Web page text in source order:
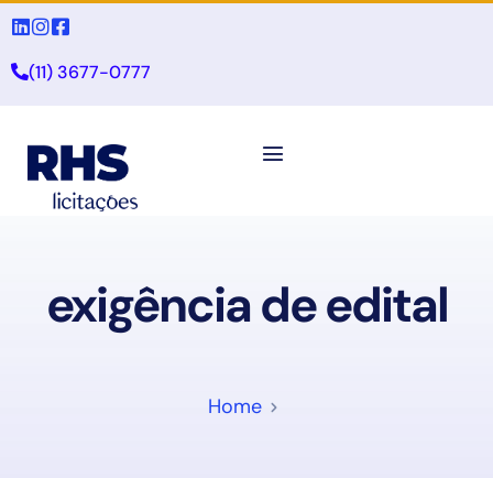
(11) 3677-0777
exigência de edital
Home